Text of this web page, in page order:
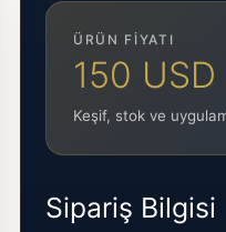
ÜRÜN FIYATI
150 USD
Keşif, stok ve
Sipariş Bilgisi